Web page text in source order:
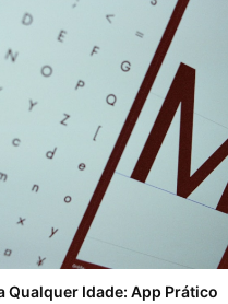
Qualquer Idade: App Prático